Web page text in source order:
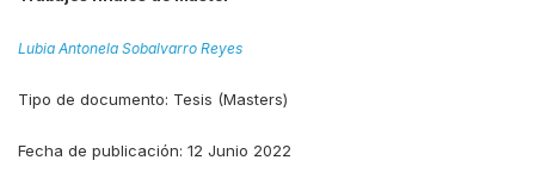
Lubia Antonela Sobalvarro Reyes
Tipo de documento: Tesis (Masters)
Fecha de publicación: 12 Junio 2022